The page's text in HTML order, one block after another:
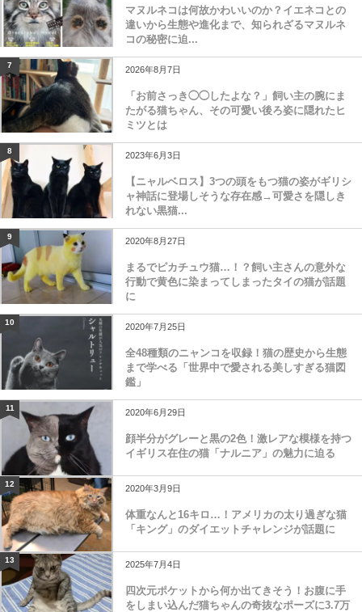
マヌルネコは何故かわいいのか？イエネコとの
違いから生態や進化まで、知られざるマヌルネ
コの秘密に迫...
7 2026年8月7日
「お前さっき◯◯したよな？」飼い主の腕にま
たがる猫ちゃん、その可愛い後ろ姿に隠れたヒ
ミツとは
8 2023年6月3日
【ニャルベロス】3つの頭をもつ猫の姿がギリシ
ャ神話に登場しそうな存在感→可愛さを隠しき
れない黒猫...
9 2020年8月27日
まるでピカチュウ猫…！？飼い主さんの意外な
行動で黄色に染まってしまったタイの猫が話題
に
10 2020年7月25日
全48種類のニャンコを収録！猫の歴史から生態
まで学べる「世界中で愛される美しすぎる猫図
鑑」
11 2020年6月29日
顔半分がグレーと黒の2色！激レアな模様を持つ
イギリス在住の猫「ナルニア」の魅力に迫る
12 2020年3月9日
体重なんと16キロ…！アメリカの太り過ぎな猫
「キング」のダイエットチャレンジが話題に
13 2025年7月4日
四次元ポケットから何か出てきそう！お腹に手
をしまい込んだ猫ちゃんの奇抜なポーズに3.7万